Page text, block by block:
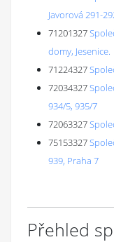
Javorová 291-
71201327
domy, Jesenice.
71224327
72034327
934/5, 935/7
72063327
75153327
939, Praha 7
Přehled